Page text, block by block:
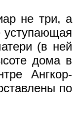
не три, а
уступающая
(в ней
дома в
Ангкор-
по